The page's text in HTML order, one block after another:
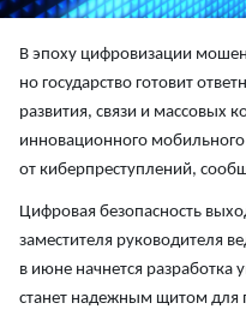
В эпоху цифровизации
но государство готовит
развития, связи и массовых
инновационного
от киберпреступлений,
Цифровая безопасность
заместителя руководителя
в июне начнется разработка
станет надежным щитом для